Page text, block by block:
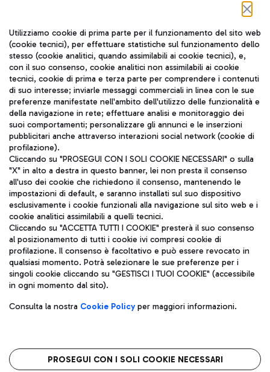
Seguici sui social
TRAVEL JOURNAL
ITA
Aeroporti di Roma S.p.A. - Società soggetta a direzione e
coordinamento di Mundys S.p.A.
Codice fiscale e Registro delle Imprese di Roma 13032990155 P.
IVA 06572251004
Capitale sociale 62.224.743,00 int. vers.
Sede legale: Via Pier Paolo Racchetti 1 - 00054 Fiumicino (RM)
telefono +39 06 65951
Privacy policy
Note legali
Roma FCO
L'aeroporto stellato
Utilizziamo cookie di prima parte per il funzionamento del sito web
(cookie tecnici), per effettuare statistiche sul funzionamento dello
stesso (cookie analitici, quando assimilabili ai cookie tecnici), e,
con il suo consenso, cookie analitici non assimilabili ai cookie
tecnici, cookie di prima e terza parte per comprendere i contenuti
di suo interesse; inviarle messaggi commerciali in linea con le sue
preferenze manifestate nell'ambito dell'utilizzo delle funzionalità e
della navigazione in rete; effettuare analisi e monitoraggio dei
suoi comportamenti; personalizzare gli annunci e le inserzioni
pubblicitari anche attraverso interazioni social network (cookie di
profilazione).
Cliccando su "PROSEGUI CON I SOLI COOKIE NECESSARI" o sulla
"X" in alto a destra in questo banner, lei non presta il consenso
all'uso dei cookie che richiedono il consenso, mantenendo le
impostazioni di default, e saranno installati sul suo dispositivo
esclusivamente i cookie funzionali alla navigazione sul sito web e i
cookie analitici assimilabili a quelli tecnici.
Cliccando su "ACCETTA TUTTI I COOKIE" presterà il suo consenso
al posizionamento di tutti i cookie ivi compresi cookie di
profilazione. Il consenso è facoltativo e può essere revocato in
qualsiasi momento. Potrà selezionare le sue preferenze per i
singoli cookie cliccando su "GESTISCI I TUOI COOKIE" (accessibile
in ogni momento dal sito).
Consulta la nostra Cookie Policyper maggiori informazioni.
PROSEGUI CON I SOLI COOKIE NECESSARI